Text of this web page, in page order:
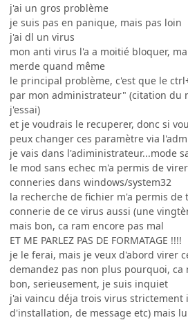
j'ai un gros problème
je suis pas en panique, mais pas loin
j'ai dl un virus
mon anti virus l'a a moitié bloquer,
merde quand même
le principal problème, c'est que le
par mon administrateur" (citation du
j'essai)
et je voudrais le recuperer, donc si
peux changer ces paramètre via
je vais dans l'adiministrateur...mode
le mod sans echec m'a permis de
conneries dans windows/system32
la recherche de fichier m'a permis de
connerie de ce virus aussi (une
mais bon, ca ram encore pas mal
ET ME PARLEZ PAS DE FORMATAGE !!!!
je le ferai, mais je veux d'abord virer
demandez pas non plus pourquoi, ca
bon, serieusement, je suis inquiet
j'ai vaincu déja trois virus strictement
d'installation, de message etc) mais